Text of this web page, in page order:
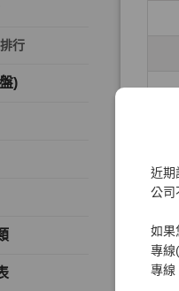
近期
公司
如果
專線
專線
行
)